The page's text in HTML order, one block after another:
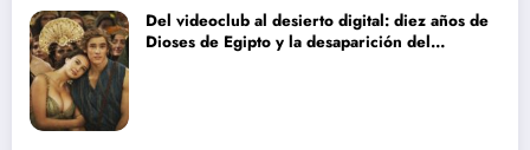
Del videoclub al desierto digital: diez años de
Dioses de Egipto y la desaparición del